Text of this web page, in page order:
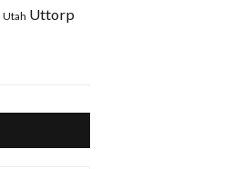
Utah Uttorp